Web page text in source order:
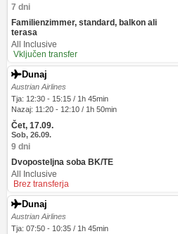
7 dni
Familienzimmer, standard, balkon ali
terasa
All Inclusive
Vključen transfer
Dunaj
Austrian Airlines
Tja: 12:30 - 15:15 / 1h 45min
Nazaj: 11:20 - 12:10 / 1h 50min
Čet, 17.09.
Sob, 26.09.
9 dni
Dvoposteljna soba BK/TE
All Inclusive
Brez transferja
Dunaj
Austrian Airlines
Tja: 07:50 - 10:35 / 1h 45min